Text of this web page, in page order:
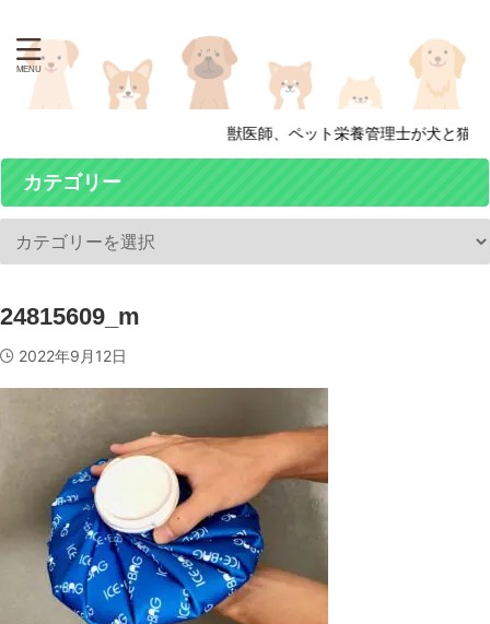
獣医師、ペット栄養管理士が犬と猫
カテゴリー
24815609_m
2022年9月12日